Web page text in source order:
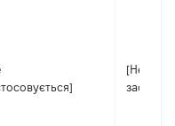
[Не